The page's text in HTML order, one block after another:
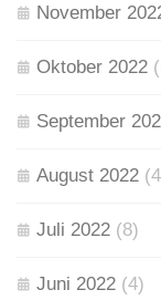
November
Oktober 2022
September
August 2022
Juli 2022 (8)
Juni 2022 (4)